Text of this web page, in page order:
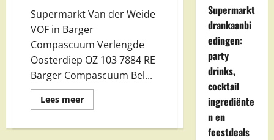
Supermarkt Van der Weide
VOF in Barger
Compascuum Verlengde
Oosterdiep OZ 103 7884 RE
Barger Compascuum Bel...
Lees meerLees
meer
Van
Supermarkt
drankaanbi
edingen:
party
drinks,
cocktail
ingrediënte
n en
feestdeals